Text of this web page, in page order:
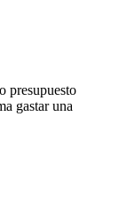
presupuesto
gastar una